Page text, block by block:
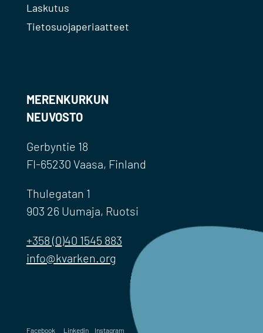
Laskutus
Tietosuojaperiaatteet
MERENKURKUN
NEUVOSTO
Gerbyntie 18
FI-65230 Vaasa, Finland
Thulegatan 1
903 26 Uumaja, Ruotsi
+358 (0)40 1545 883
info@kvarken.org
Facebook Linkedin Instagram